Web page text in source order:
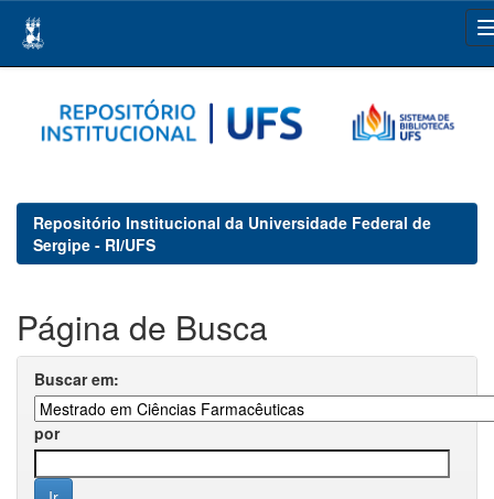
navigation
Repositório Institucional da Universidade Federal de
Sergipe - RI/UFS
Página de Busca
Buscar em:
por